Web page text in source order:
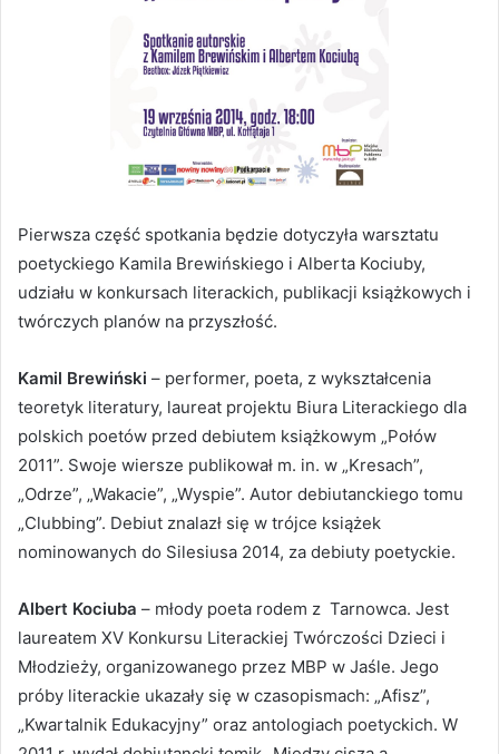
Pierwsza część spotkania będzie dotyczyła warsztatu
poetyckiego Kamila Brewińskiego i Alberta Kociuby,
udziału w konkursach literackich, publikacji książkowych i
twórczych planów na przyszłość.
Kamil Brewiński – performer, poeta, z wykształcenia
teoretyk literatury, laureat projektu Biura Literackiego dla
polskich poetów przed debiutem książkowym „Połów
2011”. Swoje wiersze publikował m. in. w „Kresach”,
„Odrze”, „Wakacie”, „Wyspie”. Autor debiutanckiego tomu
„Clubbing”. Debiut znalazł się w trójce książek
nominowanych do Silesiusa 2014, za debiuty poetyckie.
Albert Kociuba – młody poeta rodem z Tarnowca. Jest
laureatem XV Konkursu Literackiej Twórczości Dzieci i
Młodzieży, organizowanego przez MBP w Jaśle. Jego
próby literackie ukazały się w czasopismach: „Afisz”,
„Kwartalnik Edukacyjny” oraz antologiach poetyckich. W